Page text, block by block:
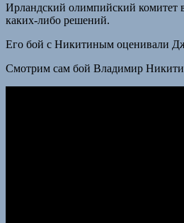
Ирландский олимпийский комитет
каких-либо решений.
Его бой с Никитиным оценивали
Смотрим сам бой Владимир